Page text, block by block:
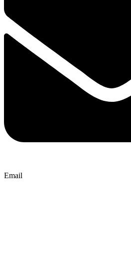
Email